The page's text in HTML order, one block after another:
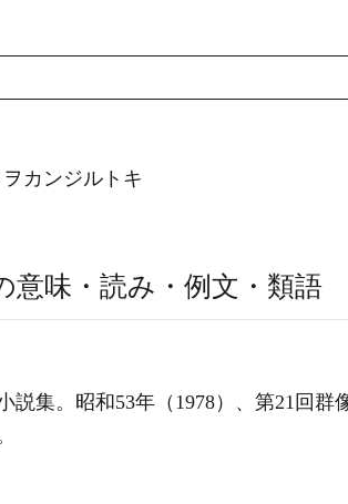
ヲカンジルトキ
意味・読み・例文・類語
説集。昭和53年（1978）、第21回群